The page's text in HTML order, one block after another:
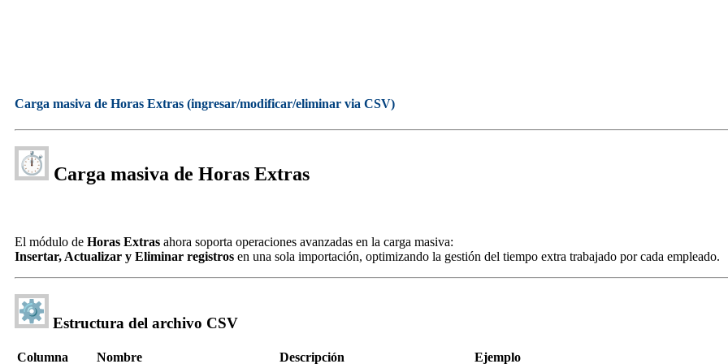
Carga masiva de Horas Extras (ingresar/modificar/eliminar via CSV)
Carga masiva de Horas Extras
El módulo de Horas Extras ahora soporta operaciones avanzadas en la carga masiva:
Insertar, Actualizar y Eliminar registros en una sola importación, optimizando la gestión del tiempo extra trabajado por cada empleado.
Estructura del archivo CSV
Columna Nombre Descripción Ejemplo